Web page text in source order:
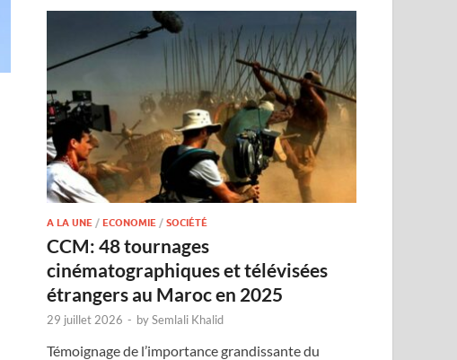
A LA UNE /ECONOMIE /SOCIÉTÉ
CCM: 48 tournages
cinématographiques et télévisées
étrangers au Maroc en 2025
29 juillet 2026 - bySemlali Khalid
Témoignage de l’importance grandissante du